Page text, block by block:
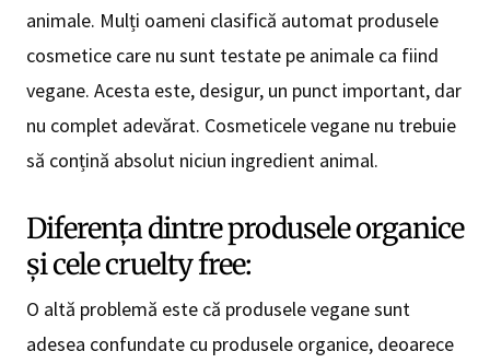
animale. Mulți oameni clasifică automat produsele
cosmetice care nu sunt testate pe animale ca fiind
vegane. Acesta este, desigur, un punct important, dar
nu complet adevărat. Cosmeticele vegane nu trebuie
să conțină absolut niciun ingredient animal.
Diferența dintre produsele organice
și cele cruelty free:
O altă problemă este că produsele vegane sunt
adesea confundate cu produsele organice, deoarece